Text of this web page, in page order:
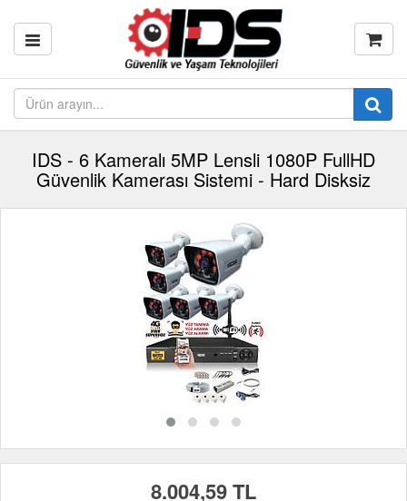
IDS - 6 Kameralı 5MP Lensli 1080P FullHD
Güvenlik Kamerası Sistemi - Hard Disksiz
8.004,59 TL